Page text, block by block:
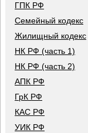
ГПК РФ
Семейный кодекс
Жилищный кодекс
НК РФ (часть 1)
НК РФ (часть 2)
АПК РФ
ГрК РФ
КАС РФ
УИК РФ